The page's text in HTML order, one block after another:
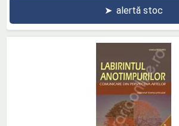
➤ alertă stoc